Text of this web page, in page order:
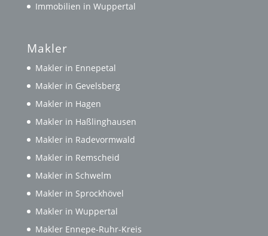
Immobilien in Wuppertal
Makler
Makler in Ennepetal
Makler in Gevelsberg
Makler in Hagen
Makler in Haßlinghausen
Makler in Radevormwald
Makler in Remscheid
Makler in Schwelm
Makler in Sprockhövel
Makler in Wuppertal
Makler Ennepe-Ruhr-Kreis